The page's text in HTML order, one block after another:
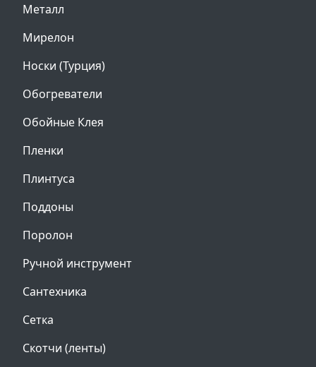
Металл
Мирелон
Носки (Турция)
Обогреватели
Обойные Клея
Пленки
Плинтуса
Поддоны
Поролон
Ручной инструмент
Сантехника
Сетка
Скотчи (ленты)